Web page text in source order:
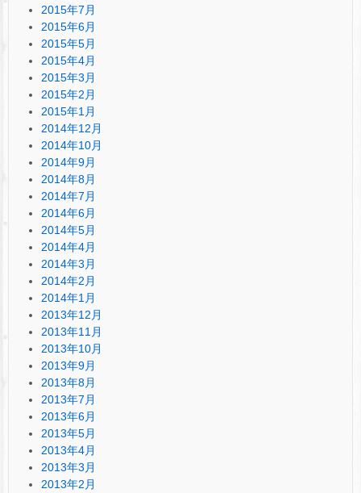
2015年7月
2015年6月
2015年5月
2015年4月
2015年3月
2015年2月
2015年1月
2014年12月
2014年10月
2014年9月
2014年8月
2014年7月
2014年6月
2014年5月
2014年4月
2014年3月
2014年2月
2014年1月
2013年12月
2013年11月
2013年10月
2013年9月
2013年8月
2013年7月
2013年6月
2013年5月
2013年4月
2013年3月
2013年2月